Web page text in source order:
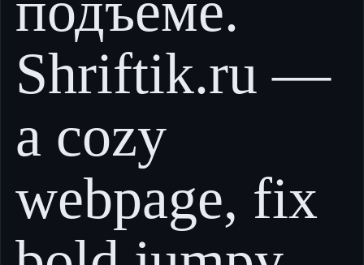
Shriftik.ru —
a cozy
webpage, fix